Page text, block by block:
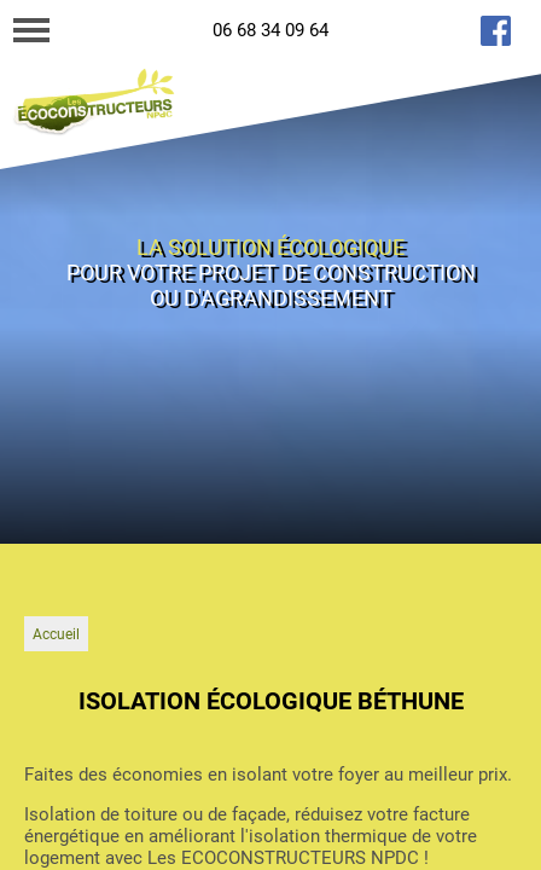
06 68 34 09 64
LA SOLUTION ÉCOLOGIQUE
POUR VOTRE PROJET DE CONSTRUCTION
OU D'AGRANDISSEMENT
Accueil
ISOLATION ÉCOLOGIQUE BÉTHUNE
Faites des économies en isolant votre foyer au meilleur prix.
Isolation de toiture ou de façade, réduisez votre facture
énergétique en améliorant l'isolation thermique de votre
logement avec Les ECOCONSTRUCTEURS NPDC !